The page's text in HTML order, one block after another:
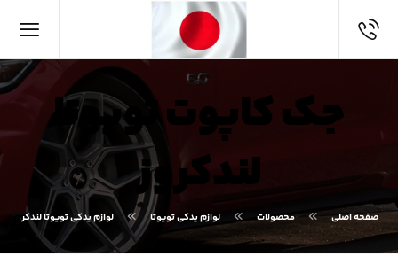
جک کاپوت تویوتا
لندکروز
صفحه اصلی محصولات لوازم یدکی تویوتا لوازم یدکی تویوتا لندکروز